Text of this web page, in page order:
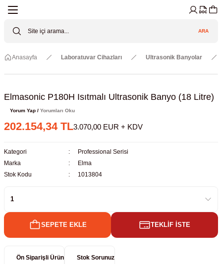
Cihazları
Sarfları
Boosters
ARA
Anasayfa Laboratuvar Cihazları Ultrasonik Banyolar
Elmasonic P180H Isıtmalı Ultrasonik Banyo (18 Litre)
Yorum Yap / Yorumları Oku
202.154,34 TL3.070,00 EUR + KDV
Kategori
Professional Serisi
Marka
Elma
Stok Kodu
1013804
SEPETE EKLE TEKLİF İSTE
Ön Siparişli Ürün Stok Sorunuz